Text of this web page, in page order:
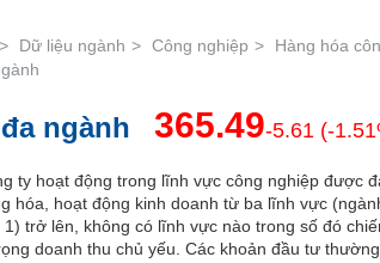
Dữ liệu ngành Công nghiệp
Hàng hóa
ngành 365.49-5.61 (-
ty hoạt động trong lĩnh vực công nghiệp được
hóa, hoạt động kinh doanh từ ba lĩnh vực
1) trở lên, không có lĩnh vực nào trong số đó
doanh thu chủ yếu. Các khoản đầu tư thường